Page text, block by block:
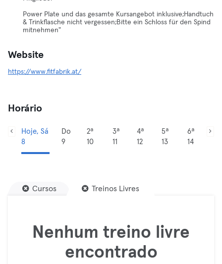
Power Plate und das gesamte Kursangebot inklusive;Handtuch
& Trinkflasche nicht vergessen;Bitte ein Schloss für den Spind
mitnehmen"
Website
https://www.fitfabrik.at/
Horário
Hoje, Sá
8
Do
9
2ª
10
3ª
11
4ª
12
5ª
13
6ª
14
Cursos Treinos Livres
Nenhum treino livre
encontrado